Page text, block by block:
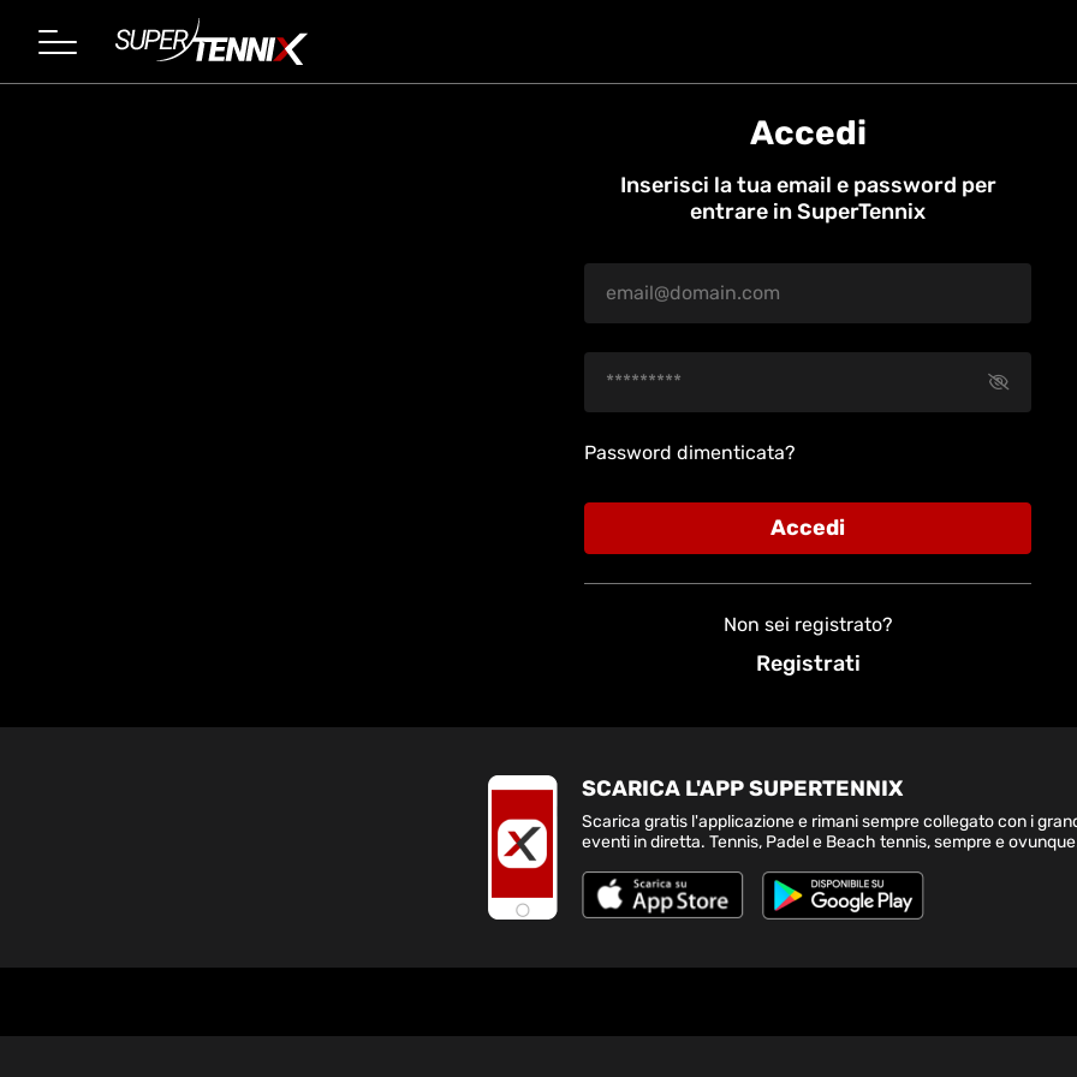
Accedi
Inserisci la tua email e password per
entrare in SuperTennix
Password dimenticata?
Accedi
Non sei registrato?
Registrati
SCARICA L'APP SUPERTENNIX
Scarica gratis l'applicazione e rimani sempre collegato con i
eventi in diretta. Tennis, Padel e Beach tennis, sempre e